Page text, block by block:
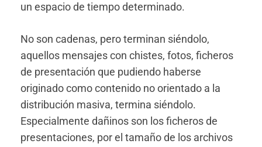
un espacio de tiempo determinado.
No son cadenas, pero terminan siéndolo,
aquellos mensajes con chistes, fotos, ficheros
de presentación que pudiendo haberse
originado como contenido no orientado a la
distribución masiva, termina siéndolo.
Especialmente dañinos son los ficheros de
presentaciones, por el tamaño de los archivos